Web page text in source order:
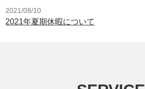
2021/08/10
2021年夏期休暇について